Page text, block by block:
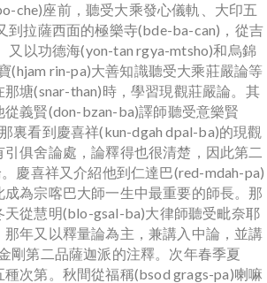
che)座前，聽受大乘發心儀軌、大印五
到拉薩西面的極樂寺(bde-ba-can)，從吉
又以功德海(yon-tan rgya-mtsho)和烏錦
(hjam rin-pa)大善知識聽受大乘莊嚴論等
塘(snar-than)時，學習現觀莊嚴論。其
義賢(don-bzan-ba)譯師聽受意樂賢
裏看到慶喜祥(kun-dgah dpal-ba)的現觀
俱舍論處，論釋得也很清楚，因此第二
慶喜祥又介紹他到仁達巴(red-mdah-pa)
為宗喀巴大師一生中最重要的師長。那
從慧明(blo-gsal-ba)大律師聽受毗奈耶
年又以釋量論為主，兼講入中論，並講
剛第二品薩迦派的注釋。次年春季夏
次第。秋間從福稱(bsod grags-pa)喇嘛